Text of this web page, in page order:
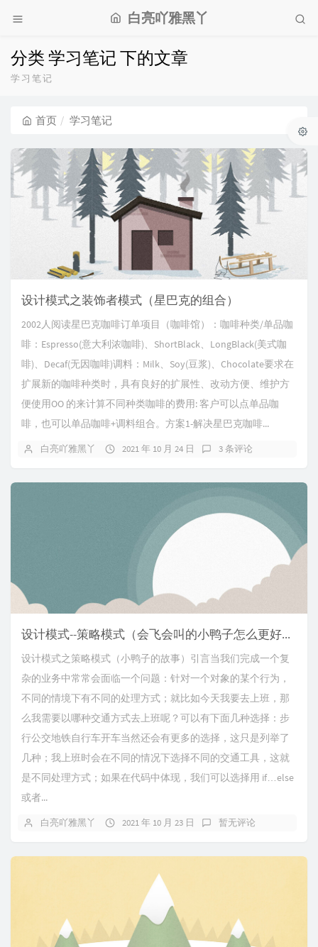
白亮吖雅黑丫
分类 学习笔记 下的文章
学习笔记
首页 学习笔记
设计模式之装饰者模式（星巴克的组合）
2002人阅读星巴克咖啡订单项目（咖啡馆）：咖啡种类/单品咖
啡：Espresso(意大利浓咖啡)、ShortBlack、LongBlack(美式咖
啡)、Decaf(无因咖啡)调料：Milk、Soy(豆浆)、Chocolate要求在
扩展新的咖啡种类时，具有良好的扩展性、改动方便、维护方
便使用OO 的来计算不同种类咖啡的费用: 客户可以点单品咖
啡，也可以单品咖啡+调料组合。方案1-解决星巴克咖啡...
白亮吖雅黑丫 2021 年 10 月 24 日 3 条评论
设计模式--策略模式（会飞会叫的小鸭子怎么更好的去设计实现）
设计模式之策略模式（小鸭子的故事）引言当我们完成一个复
杂的业务中常常会面临一个问题：针对一个对象的某个行为，
不同的情境下有不同的处理方式；就比如今天我要去上班，那
么我需要以哪种交通方式去上班呢？可以有下面几种选择：步
行公交地铁自行车开车当然还会有更多的选择，这只是列举了
几种；我上班时会在不同的情况下选择不同的交通工具，这就
是不同处理方式；如果在代码中体现，我们可以选择用 if…else
或者...
白亮吖雅黑丫 2021 年 10 月 23 日 暂无评论